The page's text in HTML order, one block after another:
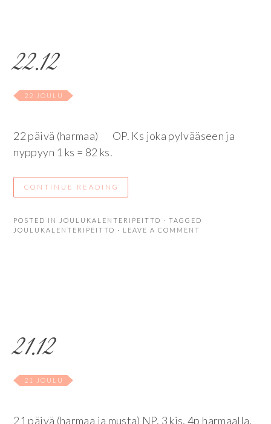
22.12
22 JOULU
22 päivä (harmaa) OP. Ks joka pylvääseen ja
nyppyyn 1 ks = 82 ks.
CONTINUE READING
POSTED IN JOULUKALENTERIPEITTO · TAGGED
JOULUKALENTERIPEITTO · LEAVE A COMMENT
21.12
21 JOULU
21 päivä (harmaa ja musta) NP. 3 kjs, 4p harmaalla,